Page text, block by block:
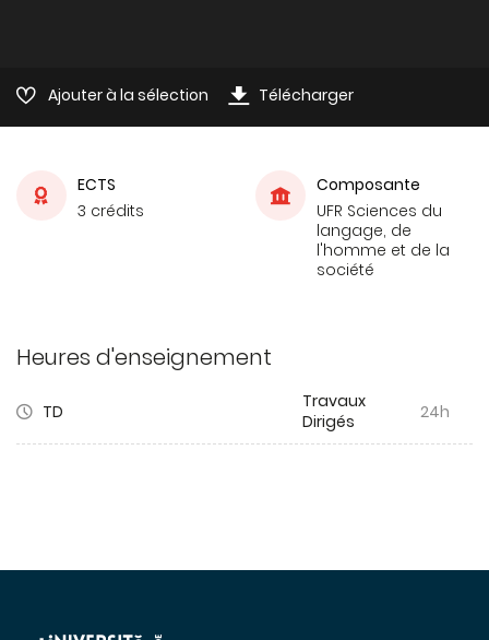
Ajouter à la sélection Télécharger
ECTS
3 crédits
Composante
UFR Sciences du
langage, de
l'homme et de la
société
Heures d'enseignement
TD
Travaux
Dirigés
24h